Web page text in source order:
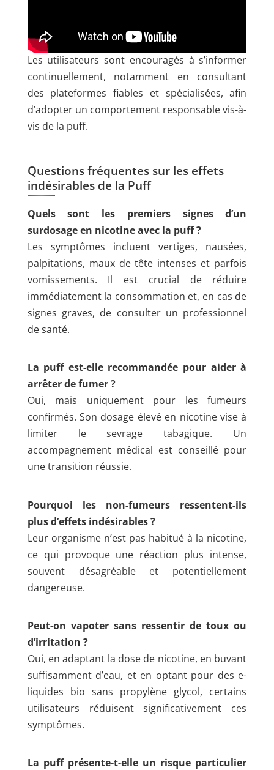
Les utilisateurs sont encouragés à s’informer
continuellement, notamment en consultant
des plateformes fiables et spécialisées, afin
d’adopter un comportement responsable vis-à-
vis de la puff.
Questions fréquentes sur les effets
indésirables de la Puff
Quels sont les premiers signes d’un
surdosage en nicotine avec la puff ?
Les symptômes incluent vertiges, nausées,
palpitations, maux de tête intenses et parfois
vomissements. Il est crucial de réduire
immédiatement la consommation et, en cas de
signes graves, de consulter un professionnel
de santé.
La puff est-elle recommandée pour aider à
arrêter de fumer ?
Oui, mais uniquement pour les fumeurs
confirmés. Son dosage élevé en nicotine vise à
limiter le sevrage tabagique. Un
accompagnement médical est conseillé pour
une transition réussie.
Pourquoi les non-fumeurs ressentent-ils
plus d’effets indésirables ?
Leur organisme n’est pas habitué à la nicotine,
ce qui provoque une réaction plus intense,
souvent désagréable et potentiellement
dangereuse.
Peut-on vapoter sans ressentir de toux ou
d’irritation ?
Oui, en adaptant la dose de nicotine, en buvant
suffisamment d’eau, et en optant pour des e-
liquides bio sans propylène glycol, certains
utilisateurs réduisent significativement ces
symptômes.
La puff présente-t-elle un risque particulier